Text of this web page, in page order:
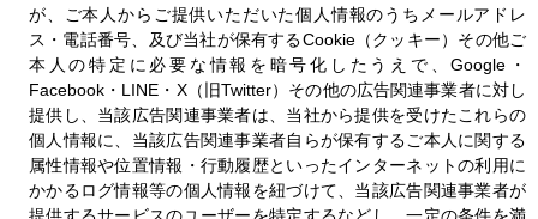
が、ご本人からご提供いただいた個人情報のうちメールアドレ
ス・電話番号、及び当社が保有するCookie（クッキー）その他ご
本人の特定に必要な情報を暗号化したうえで、Google・
Facebook・LINE・X（旧Twitter）その他の広告関連事業者に対し
提供し、当該広告関連事業者は、当社から提供を受けたこれらの
個人情報に、当該広告関連事業者自らが保有するご本人に関する
属性情報や位置情報・行動履歴といったインターネットの利用に
かかるログ情報等の個人情報を紐づけて、当該広告関連事業者が